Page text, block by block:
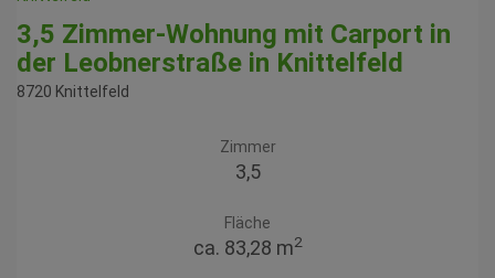
3,5 Zimmer-Wohnung mit Carport in
der Leobnerstraße in Knittelfeld
8720 Knittelfeld
Zimmer
3,5
Fläche
ca. 83,28 m2